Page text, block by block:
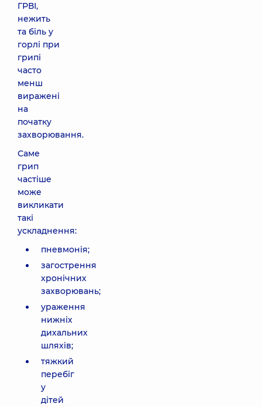
ГРВІ,
нежить
та біль у
горлі при
грипі
часто
менш
виражені
на
початку
захворювання.
Саме
грип
частіше
може
викликати
такі
ускладнення:
пневмонія;
загострення
хронічних
захворювань;
ураження
нижніх
дихальних
шляхів;
тяжкий
перебіг
у
дітей